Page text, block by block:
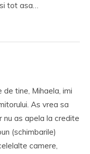
tot asa…
tine, Mihaela, imi
As vrea sa
nu as apela la credite
(schimbarile)
camere,